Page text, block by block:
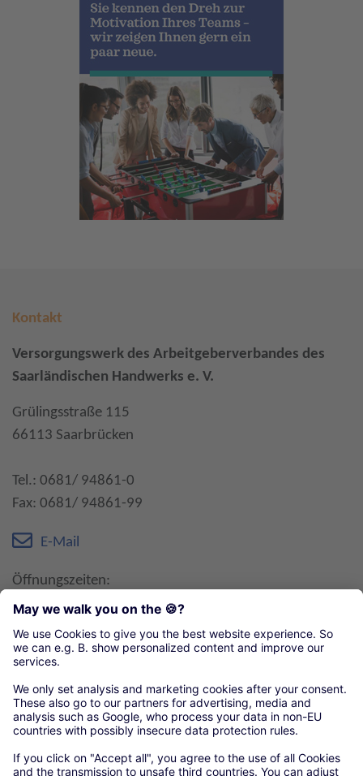
Kontakt
Versorgungswerk des Arbeitgeberverbandes des
Saarländischen Handwerks e. V.
Grülingsstraße 115
66113 Saarbrücken
Tel.: 0681/ 94861-0
Fax: 0681/ 94861-99
E-Mail
Öffnungszeiten:
Mo-Do: 07:00-12:00 Uhr und 12:30-16:00 Uhr
Fr: 07:00-12:00 Uhr und 12:30-13:30 Uhr
Organisationen unseres örtlichen Handwerks
Arbeitgeberverband des Saarländischen